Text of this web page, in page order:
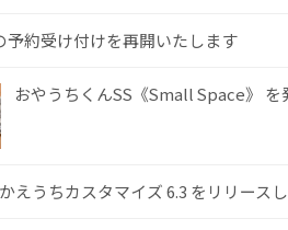
予約受け付けを再開いたします
おやうちくんSS《Small Space》 を
えうちカスタマイズ 6.3 をリリース